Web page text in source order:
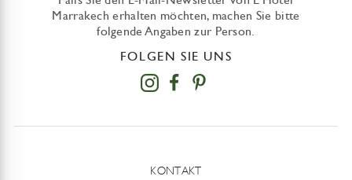
Marrakech erhalten möchten, machen Sie bitte
folgende Angaben zur Person.
FOLGEN SIE UNS
KONTAKT